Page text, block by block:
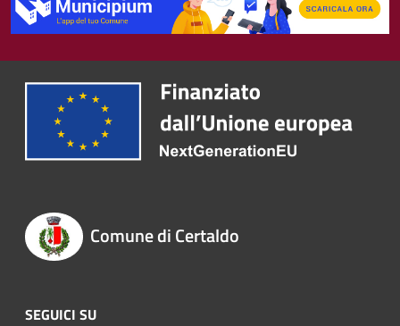
Comune di Certaldo
SEGUICI SU